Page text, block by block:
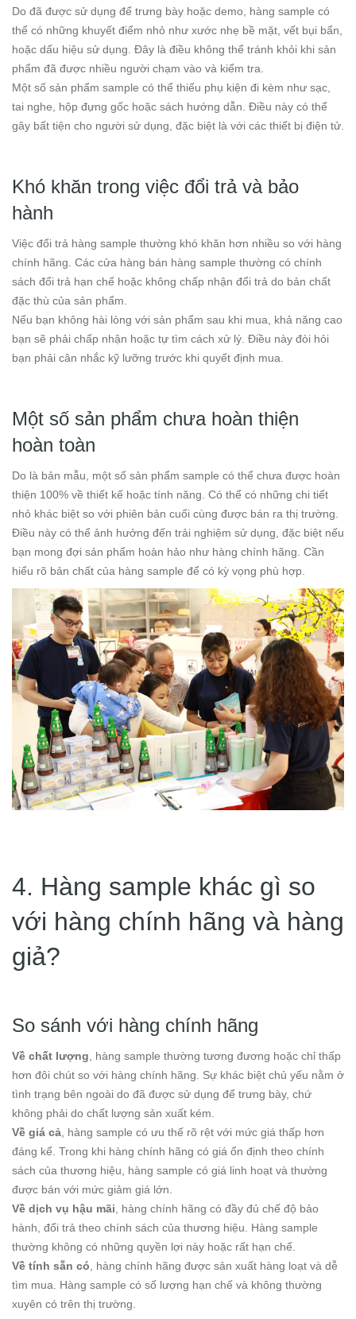
Do đã được sử dụng để trưng bày hoặc demo, hàng sample có
thể có những khuyết điểm nhỏ như xước nhẹ bề mặt, vết bụi bẩn,
hoặc dấu hiệu sử dụng. Đây là điều không thể tránh khỏi khi sản
phẩm đã được nhiều người chạm vào và kiểm tra.
Một số sản phẩm sample có thể thiếu phụ kiện đi kèm như sạc,
tai nghe, hộp đựng gốc hoặc sách hướng dẫn. Điều này có thể
gây bất tiện cho người sử dụng, đặc biệt là với các thiết bị điện tử.
Khó khăn trong việc đổi trả và bảo
hành
Việc đổi trả hàng sample thường khó khăn hơn nhiều so với hàng
chính hãng. Các cửa hàng bán hàng sample thường có chính
sách đổi trả hạn chế hoặc không chấp nhận đổi trả do bản chất
đặc thù của sản phẩm.
Nếu bạn không hài lòng với sản phẩm sau khi mua, khả năng cao
bạn sẽ phải chấp nhận hoặc tự tìm cách xử lý. Điều này đòi hỏi
bạn phải cân nhắc kỹ lưỡng trước khi quyết định mua.
Một số sản phẩm chưa hoàn thiện
hoàn toàn
Do là bản mẫu, một số sản phẩm sample có thể chưa được hoàn
thiện 100% về thiết kế hoặc tính năng. Có thể có những chi tiết
nhỏ khác biệt so với phiên bản cuối cùng được bán ra thị trường.
Điều này có thể ảnh hưởng đến trải nghiệm sử dụng, đặc biệt nếu
bạn mong đợi sản phẩm hoàn hảo như hàng chính hãng. Cần
hiểu rõ bản chất của hàng sample để có kỳ vọng phù hợp.
4. Hàng sample khác gì so
với hàng chính hãng và hàng
giả?
So sánh với hàng chính hãng
Về chất lượng , hàng sample thường tương đương hoặc chỉ thấp
hơn đôi chút so với hàng chính hãng. Sự khác biệt chủ yếu nằm ở
tình trạng bên ngoài do đã được sử dụng để trưng bày, chứ
không phải do chất lượng sản xuất kém.
Về giá cả , hàng sample có ưu thế rõ rệt với mức giá thấp hơn
đáng kể. Trong khi hàng chính hãng có giá ổn định theo chính
sách của thương hiệu, hàng sample có giá linh hoạt và thường
được bán với mức giảm giá lớn.
Về dịch vụ hậu mãi , hàng chính hãng có đầy đủ chế độ bảo
hành, đổi trả theo chính sách của thương hiệu. Hàng sample
thường không có những quyền lợi này hoặc rất hạn chế.
Về tính sẵn có , hàng chính hãng được sản xuất hàng loạt và dễ
tìm mua. Hàng sample có số lượng hạn chế và không thường
xuyên có trên thị trường.